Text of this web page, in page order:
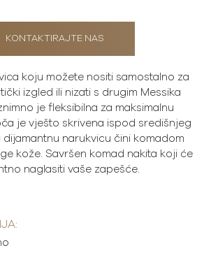
KONTAKTIRAJTE NAS
koju možete nositi samostalno za
izgled ili nizati s drugim Messika
je fleksibilna za maksimalnu
je vješto skrivena ispod središnjeg
dijamantnu narukvicu čini komadom
kože. Savršen komad nakita koji će
naglasiti vaše zapešće.